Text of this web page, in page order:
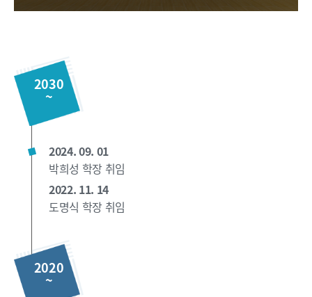
2030
~
2024. 09. 01
박희성 학장 취임
2022. 11. 14
도명식 학장 취임
2020
~